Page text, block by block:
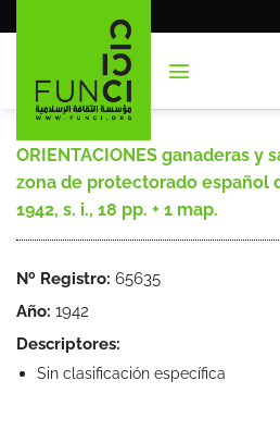
al
ORIENTACIONES ganaderas y
zona de protectorado español
1942, s. i., 18 pp. + 1 map.
Nº Registro: 65635
Año: 1942
Descriptores:
Sin clasificación específica